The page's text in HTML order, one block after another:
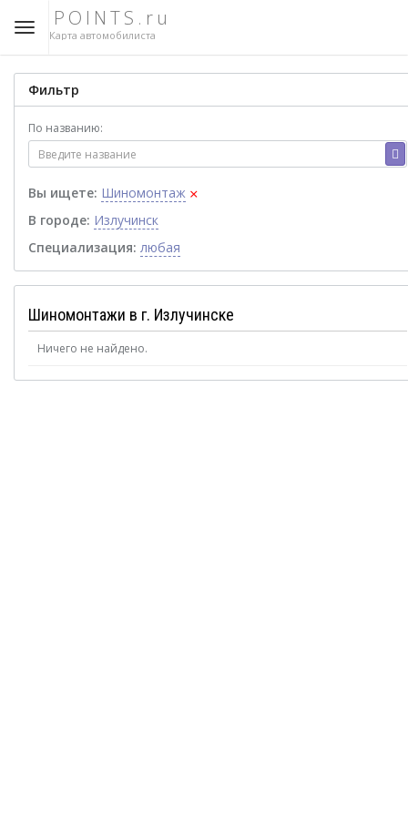
POINTS.ru
Карта автомобилиста
Фильтр
По названию:
Вы ищете: Шиномонтаж ×
В городе: Излучинск
Специализация: любая
Шиномонтажи в г. Излучинске
Ничего не найдено.